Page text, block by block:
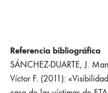
Referencia bibliográfica
SÁNCHEZ-DUARTE, J.
Víctor F. (2011):